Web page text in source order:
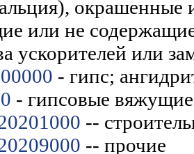
или не
ускорителей или
- гипс;
- гипсовые
--
-- прочие